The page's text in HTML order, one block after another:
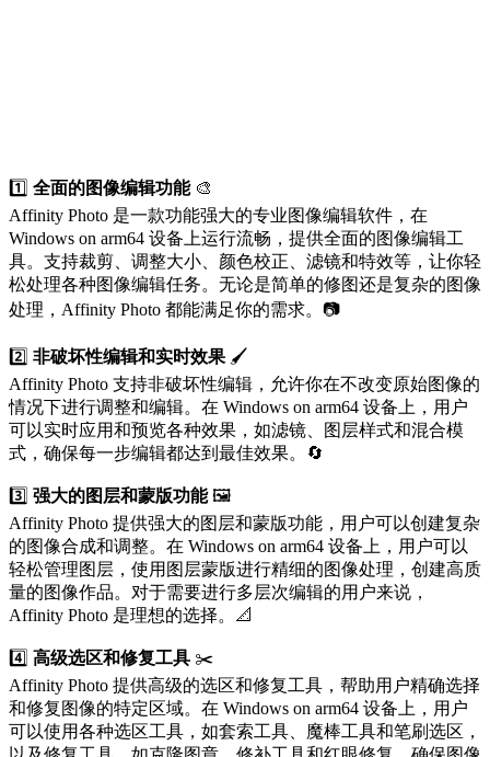
1️⃣ 全面的图像编辑功能🎨
Affinity Photo 是一款功能强大的专业图像编辑软件，在
Windows on arm64 设备上运行流畅，提供全面的图像编辑工
具。支持裁剪、调整大小、颜色校正、滤镜和特效等，让你轻
松处理各种图像编辑任务。无论是简单的修图还是复杂的图像
处理，Affinity Photo 都能满足你的需求。📷
2️⃣ 非破坏性编辑和实时效果 🖌️
Affinity Photo 支持非破坏性编辑，允许你在不改变原始图像的
情况下进行调整和编辑。在 Windows on arm64 设备上，用户
可以实时应用和预览各种效果，如滤镜、图层样式和混合模
式，确保每一步编辑都达到最佳效果。🔄
3️⃣ 强大的图层和蒙版功能🖼️
Affinity Photo 提供强大的图层和蒙版功能，用户可以创建复杂
的图像合成和调整。在 Windows on arm64 设备上，用户可以
轻松管理图层，使用图层蒙版进行精细的图像处理，创建高质
量的图像作品。对于需要进行多层次编辑的用户来说，
Affinity Photo 是理想的选择。📐
4️⃣ 高级选区和修复工具 ✂️
Affinity Photo 提供高级的选区和修复工具，帮助用户精确选择
和修复图像的特定区域。在 Windows on arm64 设备上，用户
可以使用各种选区工具，如套索工具、魔棒工具和笔刷选区，